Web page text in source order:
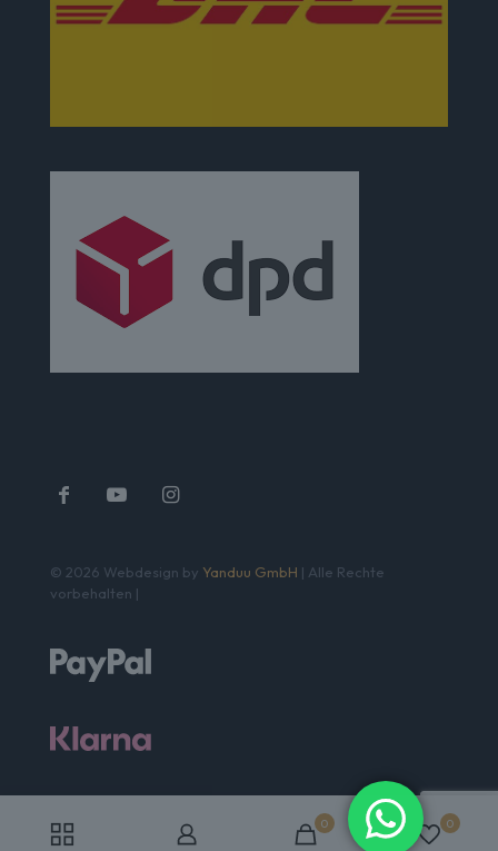
© 2026 Webdesign by Yanduu GmbH | Alle Rechte
vorbehalten |
0 0